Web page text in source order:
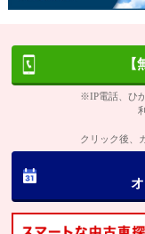
※IP電話、ひ
クリック後、